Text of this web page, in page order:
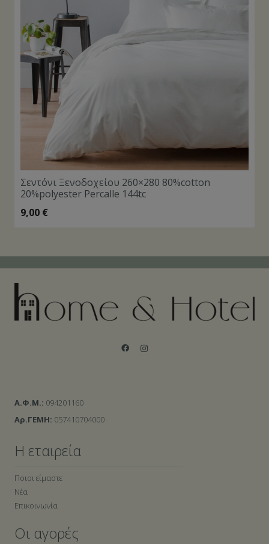
Σεντόνι Ξενοδοχείου 260×280 80%cotton
20%polyester Percalle 144tc
9,00 €
Α.Φ.Μ.: 094201160
Αρ.ΓΕΜΗ: 057410704000
Η εταιρεία
Ποιοι είμαστε
Νέα
Επικοινωνία
Οι αγορές